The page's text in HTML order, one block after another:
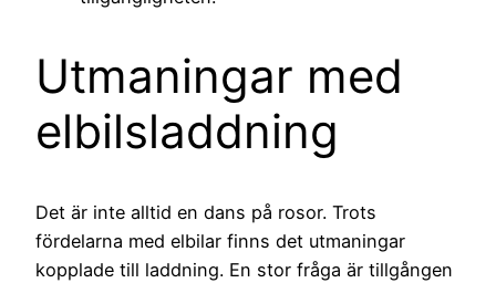
Utmaningar med
elbilsladdning
Det är inte alltid en dans på rosor. Trots
fördelarna med elbilar finns det utmaningar
kopplade till laddning. En stor fråga är tillgången